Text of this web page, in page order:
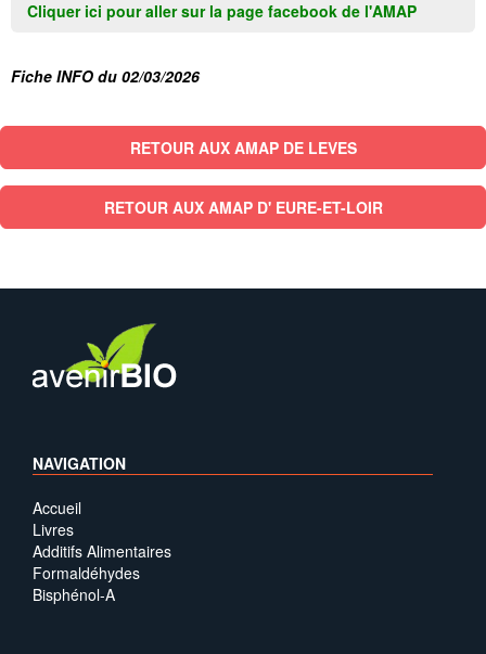
Cliquer ici pour aller sur la page facebook de l'AMAP
Fiche INFO du 02/03/2026
RETOUR AUX AMAP DE LEVES
RETOUR AUX AMAP D' EURE-ET-LOIR
NAVIGATION
Accueil
Livres
Additifs Alimentaires
Formaldéhydes
Bisphénol-A